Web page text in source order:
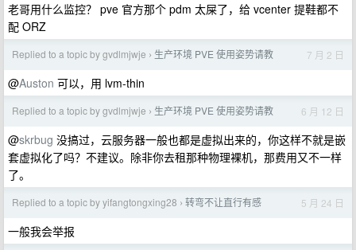
老哥用什么监控？ pve 官方那个 pdm 太屎了，给 vcenter 提鞋都不
配 ORZ
Replied to a topic by gvdlmjwje › 生产环境 PVE 使用姿势请教 7 月 2 日
@Auston 可以，用 lvm-thin
Replied to a topic by gvdlmjwje › 生产环境 PVE 使用姿势请教 6 月 12 日
@skrbug 没搞过，云服务器一般也都是虚拟出来的，你这样不就是嵌
套虚拟化了吗？不建议。除非你去租那种物理裸机，那费用又不一样
了。
Replied to a topic by yifangtongxing28 › 转弯不让直行有感 5 月 24 日
一般我会举报